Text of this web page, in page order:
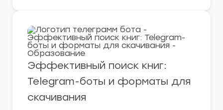
Эффективный поиск книг:
Telegram-боты и форматы для
скачивания